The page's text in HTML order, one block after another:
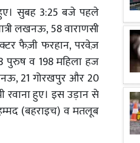
सुबह 3:25 बजे पहले
लखनऊ, 58 वाराणसी
फैज़ी फरहान, परवेज़
पुरुष व 198 महिला हज
21 गोरखपुर और 20
रवाना हुए। इस उड़ान से
(बहराइच) व मतलूब